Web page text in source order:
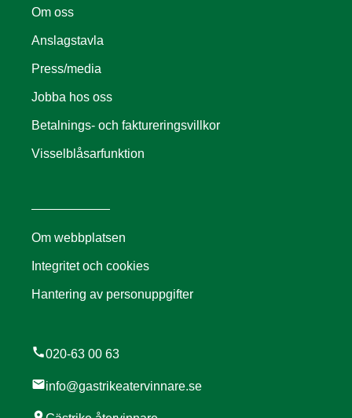
Om oss
Anslagstavla
Press/media
Jobba hos oss
Betalnings- och faktureringsvillkor
Visselblåsarfunktion
Om webbplatsen
Integritet och cookies
Hantering av personuppgifter
call020-63 00 63
mailinfo@gastrikeatervinnare.se